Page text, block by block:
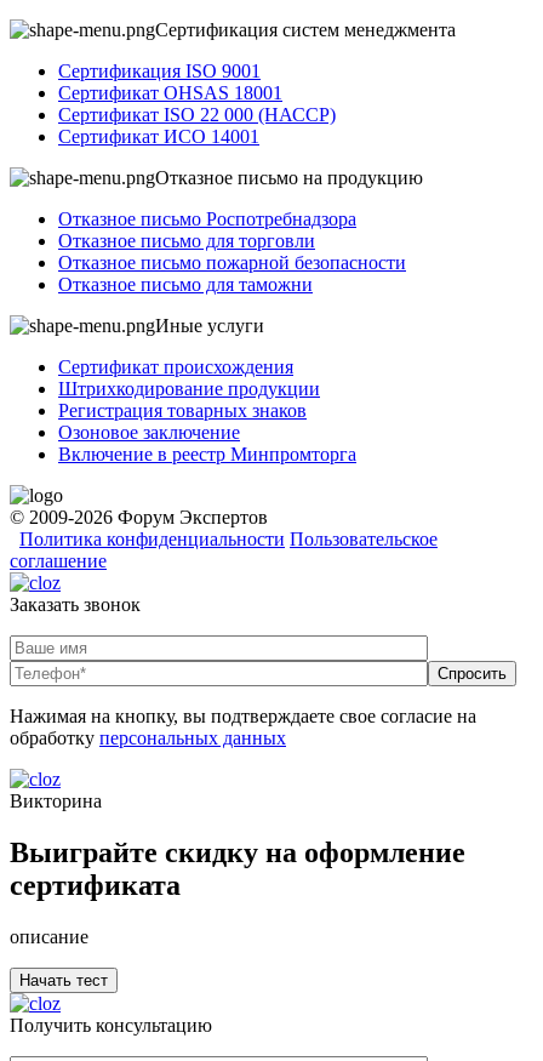
Сертификация систем менеджмента
Сертификация ISO 9001
Сертификат OHSAS 18001
Сертификат ISO 22 000 (НАССР)
Сертификат ИСО 14001
Отказное письмо на продукцию
Отказное письмо Роспотребнадзора
Отказное письмо для торговли
Отказное письмо пожарной безопасности
Отказное письмо для таможни
Иные услуги
Сертификат происхождения
Штрихкодирование продукции
Регистрация товарных знаков
Озоновое заключение
Включение в реестр Минпромторга
© 2009-2026 Форум Экспертов
Политика конфиденциальности Пользовательское
соглашение
Заказать звонок
Нажимая на кнопку, вы подтверждаете свое согласие на
обработку персональных данных
Викторина
Выиграйте скидку на оформление
сертификата
описание
Получить консультацию